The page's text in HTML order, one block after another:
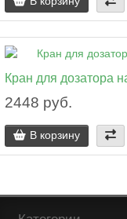
Кран для дозатора
2448 руб.
В корзину